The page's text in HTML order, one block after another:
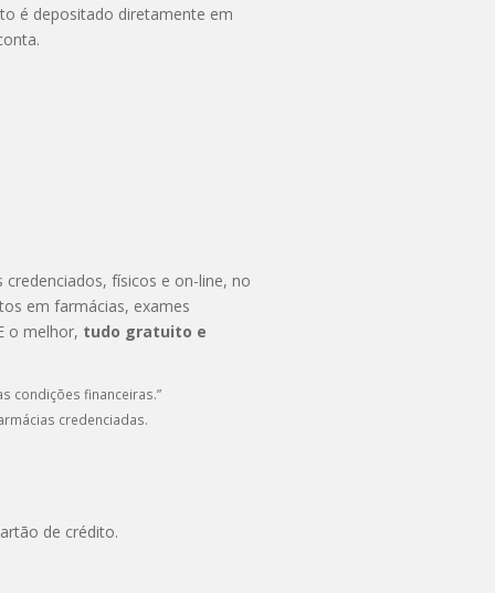
é depositado diretamente em
físicos e on-line, no
em farmácias, exames
o melhor, tudo gratuito e
condições financeiras.”
credenciadas.
de crédito.